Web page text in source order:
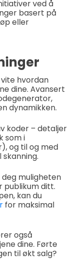
ved å
basert på
eller
hvordan
dine. Avansert
dynamikken.
koder – detaljer
som i
og til og med
muligheten
publikum ditt.
kan du
for maksimal
også
dine. Førte
til økt salg?